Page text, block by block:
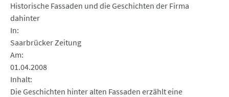
Historische Fassaden und die Geschichten der Firma
dahinter
In
Saarbrücker Zeitung
Am
01.04.2008
Inhalt
Die Geschichten hinter alten Fassaden erzählt eine